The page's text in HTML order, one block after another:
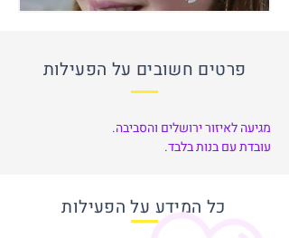
פרטים חשובים על הפעילות
מגיעה לאיזור ירושלים והסביבה.
עובדת עם בנות בלבד.
כל המידע על הפעילות